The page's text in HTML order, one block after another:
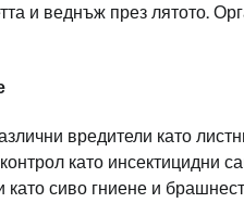
и веднъж през лятото.
вредители като
като инсектицидни
сиво гниене и